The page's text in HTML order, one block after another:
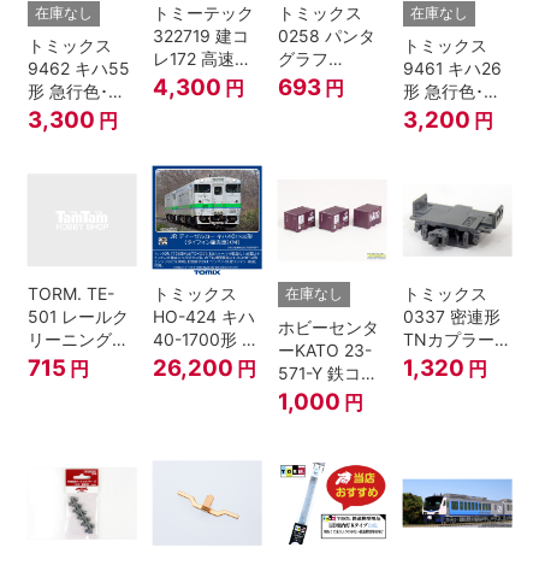
在庫なし
トミックス
9462 キハ55
形 急行色･一
段窓 Ｔ Nゲー
ジ
3,300 円
トミーテック
322719 建コ
レ172 高速道
路 Ｎゲージ
4,300 円
トミックス
0258 パンタ
グラフ
PT4811N 2個
693 円
在庫なし
トミックス
9461 キハ26
形 急行色･一
段窓 Ｔ Nゲー
ジ
3,200 円
TORM. TE-
501 レールク
リーニングリ
キッド 100ml
715 円
トミックス
HO-424 キハ
40-1700形 タ
イフォン撤去
車 M HOゲー
26,200 円
在庫なし
ホビーセンタ
ーKATO 23-
571-Y 鉄コン
2021コンテナ
3個セット N
1,000 円
トミックス
0337 密連形
TNカプラー
(6個入・SPタ
イプ)
1,320 円